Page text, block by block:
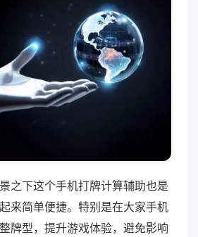
之下这个手机打牌计算辅助也是
来简单便捷。特别是在大家手机
牌型，提升游戏体验，避免影响